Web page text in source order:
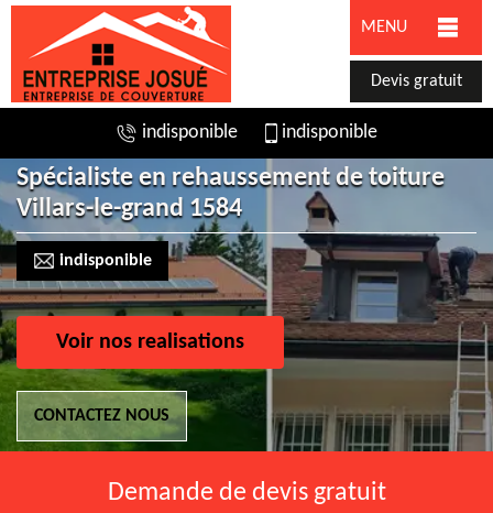
MENU
Devis gratuit
indisponible indisponible
Spécialiste en rehaussement de toiture
Villars-le-grand 1584
indisponible
Voir nos realisations
CONTACTEZ NOUS
Demande de devis gratuit